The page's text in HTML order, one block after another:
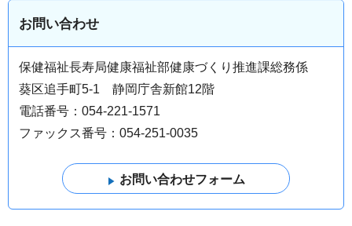
お問い合わせ
保健福祉長寿局健康福祉部健康づくり推進課総務係
葵区追手町5-1 静岡庁舎新館12階
電話番号：054-221-1571
ファックス番号：054-251-0035